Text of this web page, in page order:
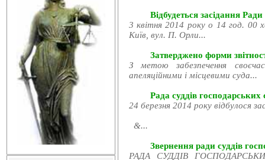
Відбудеться засідання
3 квітня 2014 року о 14 год. 00
Київ, вул. П. Орли...
Затверджено форми
З метою забезпечення
апеляційними і місцевими суда...
Рада суддів господарських
24 березня 2014 року відбулося
&...
Звернення ради суддів
РАДА СУДДІВ